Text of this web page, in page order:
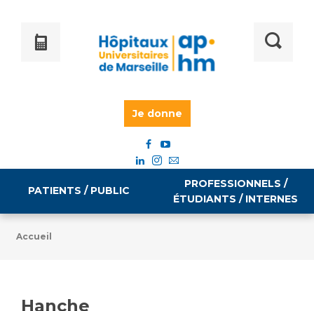
Je donne
PATIENTS / PUBLIC
PROFESSIONNELS /
ÉTUDIANTS / INTERNES
Accueil
Hanche